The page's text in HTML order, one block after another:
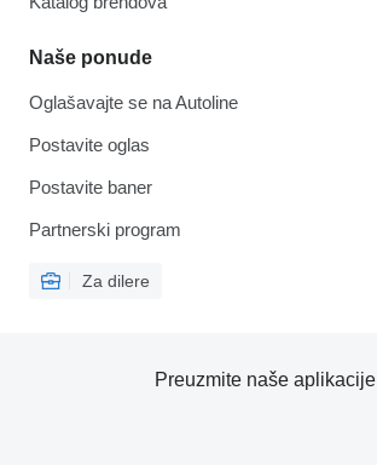
Naše ponude
Oglašavajte se na Autoline
Postavite oglas
Postavite baner
Partnerski program
Za dilere
Preuzmite naše aplikacije